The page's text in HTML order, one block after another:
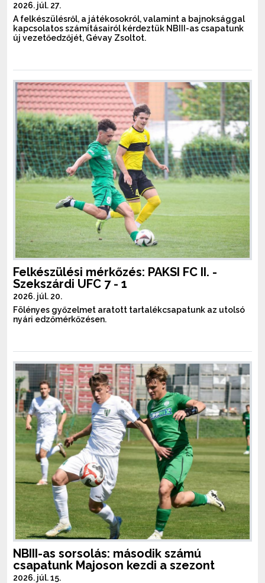
2026. júl. 27.
A felkészülésről, a játékosokról, valamint a bajnoksággal
kapcsolatos számításairól kérdeztük NBIII-as csapatunk
új vezetőedzőjét, Gévay Zsoltot.
Felkészülési mérkőzés: PAKSI FC II. -
Szekszárdi UFC 7 - 1
2026. júl. 20.
Fölényes győzelmet aratott tartalékcsapatunk az utolsó
nyári edzőmérkőzésen.
NBIII-as sorsolás: második számú
csapatunk Majoson kezdi a szezont
2026. júl. 15.